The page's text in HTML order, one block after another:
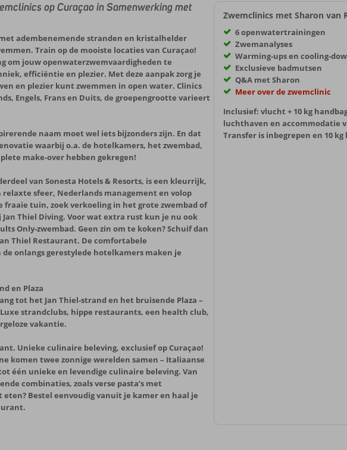
op Curaçao in Samenwerking met
adembenemende stranden en kristalhelder
Train op de mooiste locaties van Curaçao!
om jouw openwaterzwemvaardigheden te
efficiëntie en plezier. Met deze aanpak zorg je
en plezier kunt zwemmen in open water. Clinics
Engels, Frans en Duits, de groepengrootte varieert
naam moet wel iets bijzonders zijn. En dat
waarbij o.a. de hotelkamers, het zwembad,
make-over hebben gekregen!
van Sonesta Hotels & Resorts, is een kleurrijk,
sfeer, Nederlands management en volop
fraaie tuin, zoek verkoeling in het grote zwembad of
Thiel Diving. Voor wat extra rust kun je nu ook
Only-zwembad. Geen zin om te koken? Schuif dan
Thiel Restaurant. De comfortabele
onlangs gerestylede hotelkamers maken je
en Plaza
tot het Jan Thiel-strand en het bruisende Plaza –
strandclubs, hippe restaurants, een health club,
vakantie.
Unieke culinaire beleving, exclusief op Curaçao!
komen twee zonnige werelden samen – Italiaanse
één unieke en levendige culinaire beleving. Van
combinaties, zoals verse pasta’s met
Bestel eenvoudig vanuit je kamer en haal je
Zwemclinics met Sharon van
6 openwatertrainingen
Zwemanalyses
Warming-ups en cooling-
Exclusieve badmutsen
Q&A met Sharon
Meer over de zwemclinic
Inclusief: vlucht + 10 kg
luchthaven en accommodatie
Transfer is inbegrepen en 10 kg